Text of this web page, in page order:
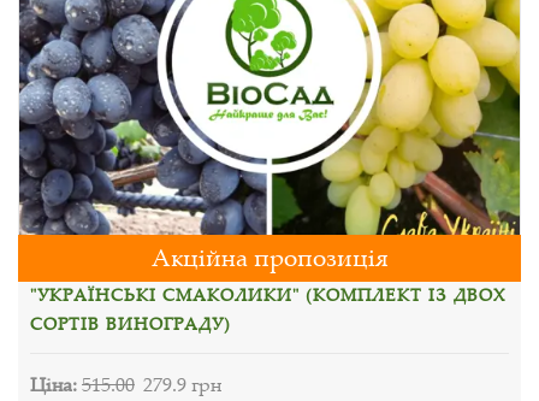
Акційна пропозиція
"УКРАЇНСЬКІ СМАКОЛИКИ" (КОМПЛЕКТ ІЗ ДВОХ
СОРТІВ ВИНОГРАДУ)
Ціна:515.00 279.9 грн